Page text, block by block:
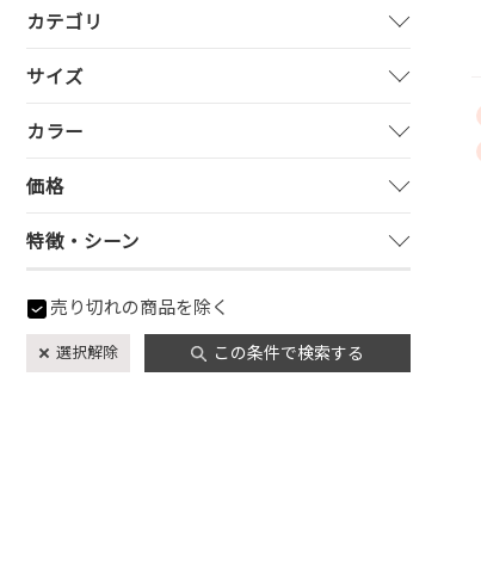
サイズ
カラー
価格
特徴・シーン
売り切れの商品を除く
この条件で検索する
選択解除